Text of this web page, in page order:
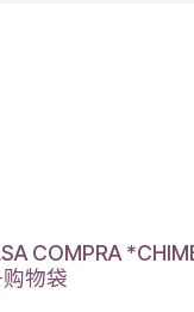
COMPRA
物袋